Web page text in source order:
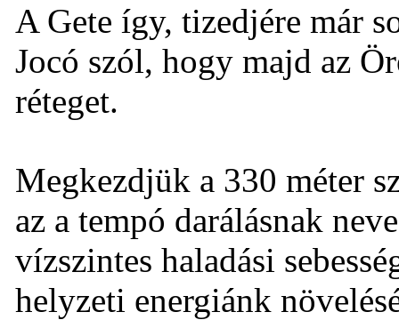
A Gete így, tizedjére már
Jocó szól, hogy majd az
réteget.
Megkezdjük a 330 méter
az a tempó darálásnak
vízszintes haladási
helyzeti energiánk